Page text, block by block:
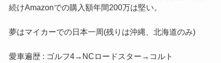
続けAmazonでの購入額年間200万は堅い。
夢はマイカーでの日本一周(残りは沖縄、北海道のみ)
愛車遍歴 : ゴルフ4→NCロードスター→コルト